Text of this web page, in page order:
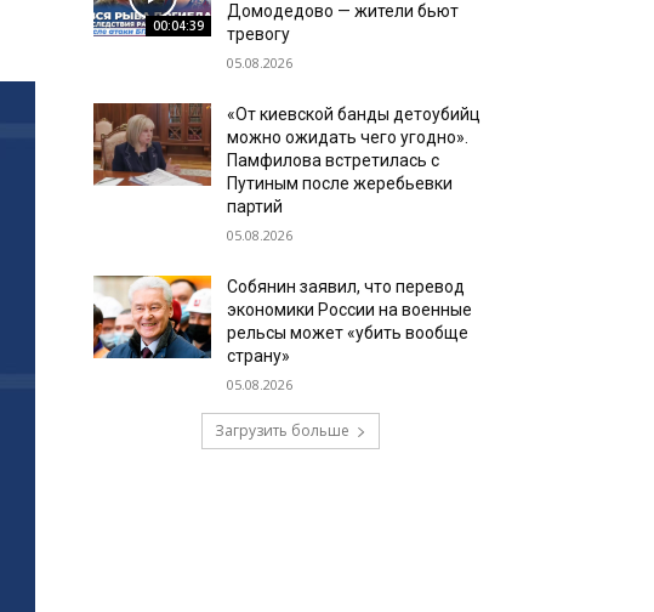
00:04:39
Домодедово — жители бьют
тревогу
05.08.2026
«От киевской банды детоубийц
можно ожидать чего угодно».
Памфилова встретилась с
Путиным после жеребьевки
партий
05.08.2026
Собянин заявил, что перевод
экономики России на военные
рельсы может «убить вообще
страну»
05.08.2026
Загрузить больше